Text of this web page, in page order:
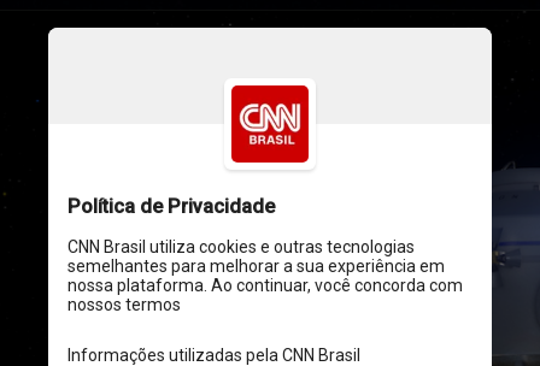
Data e preço da primeira
viagem ainda não foram
empresa promete mais
informações ainda em